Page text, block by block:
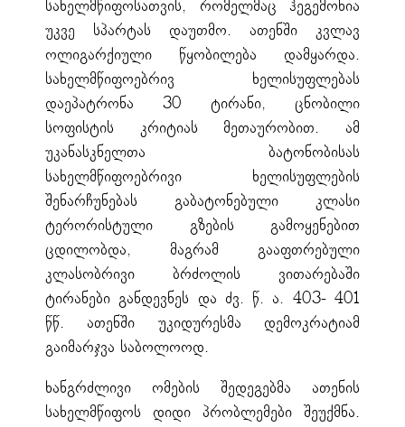
სახელმწიფოსათვის, რომელმაც ჰეგემონია
უკვე სპარტას დაუთმო. ათენში კვლავ
ოლიგარქიული წყობილება დამყარდა.
სახელმწიფოებრივ ხელისუფლებას
დაეპატრონა 30 ტირანი, ცნობილი
სოფისტის კრიტიას მეთაურობით. ამ
უკანასკნელთა ბატონობისას
სახელმწიფოებრივი ხელისუფლების
შენარჩუნებას გაბატონებული კლასი
ტერორისტული გზების გამოყენებით
ცდილობდა, მაგრამ გააფთრებული
კლასობრივი ბრძოლის ვითარებაში
ტირანები განდევნეს და ძვ. წ. ა. 403- 401
წწ. ათენში უკიდურესმა დემოკრატიამ
გაიმარჯვა საბოლოოდ.
ხანგრძლივი ომების შედეგებმა ათენის
სახელმწიფოს დიდი პრობლემები შეუქმნა.